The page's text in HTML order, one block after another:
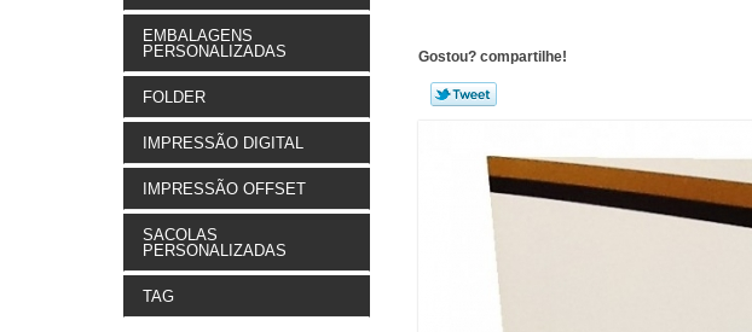
EMBALAGENS
PERSONALIZADAS
FOLDER
IMPRESSÃO DIGITAL
IMPRESSÃO OFFSET
SACOLAS
PERSONALIZADAS
TAG
Gostou? compartilhe!